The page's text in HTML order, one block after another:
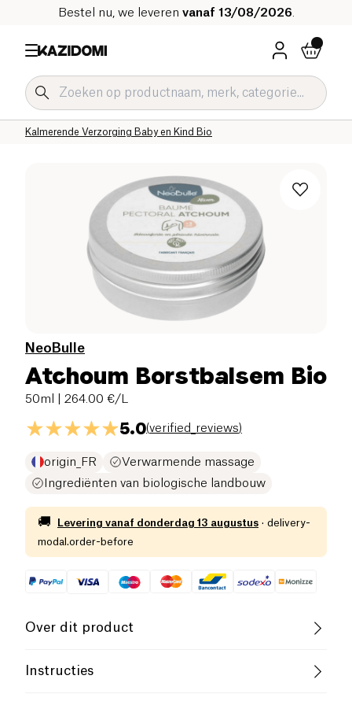
Bestel nu, we leveren vanaf 13/08/2026
Kalmerende Verzorging Baby en Kind Bio
Parafarmacie Baby en Kind
Baby & Kind
Home
NeoBulle
Atchoum Borstbalsem Bio
50ml | 264.00 €/L
5.0(verified_reviews)
origin_FR
Verwarmende massage
Ingrediënten van biologische landbouw
🚚 Levering vanaf donderdag 13 augustus · delivery-
modal.order-before
Over dit product
Biologisch
Instructies